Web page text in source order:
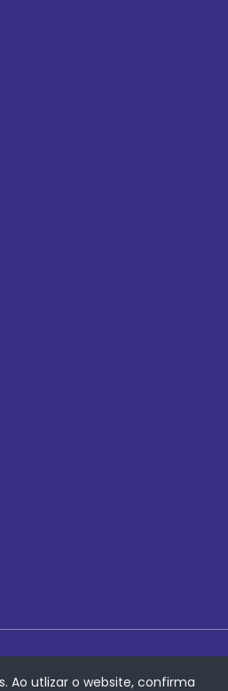
Ao utlizar o website, confirma